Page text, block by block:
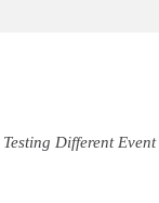
Testing Different Event